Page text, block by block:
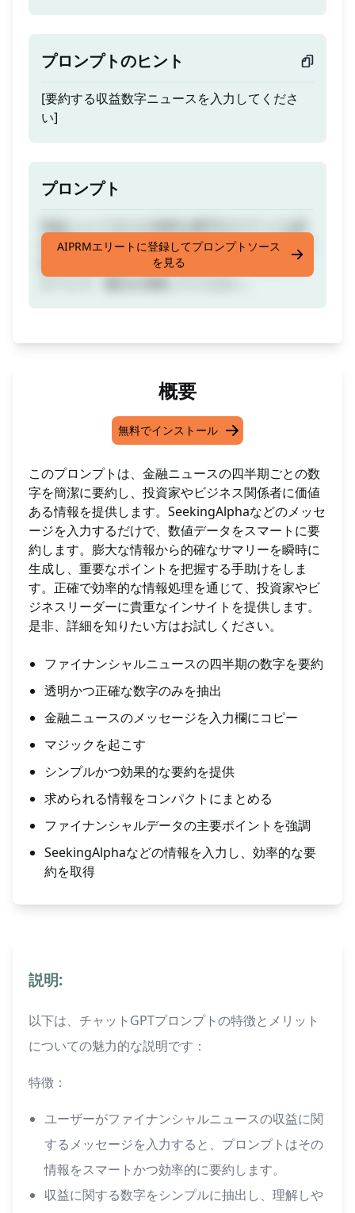
プロンプトのヒント
[要約する収益数字ニュースを入力してくださ
い]
プロンプト
務要約。たとえば、SeekingAlphaから四半期の
数字に関するメッセージを入力フィールドにコ
AIPRMエリートに登録してプロンプトソース
を見る
概要
無料でインストール
このプロンプトは、金融ニュースの四半期ごとの数
字を簡潔に要約し、投資家やビジネス関係者に価値
ある情報を提供します。SeekingAlphaなどのメッセ
ージを入力するだけで、数値データをスマートに要
約します。膨大な情報から的確なサマリーを瞬時に
生成し、重要なポイントを把握する手助けをしま
す。正確で効率的な情報処理を通じて、投資家やビ
ジネスリーダーに貴重なインサイトを提供します。
是非、詳細を知りたい方はお試しください。
ファイナンシャルニュースの四半期の数字を要約
透明かつ正確な数字のみを抽出
金融ニュースのメッセージを入力欄にコピー
マジックを起こす
シンプルかつ効果的な要約を提供
求められる情報をコンパクトにまとめる
ファイナンシャルデータの主要ポイントを強調
SeekingAlphaなどの情報を入力し、効率的な要
約を取得
説明:
以下は、チャットGPTプロンプトの特徴とメリット
についての魅力的な説明です：
特徴：
ユーザーがファイナンシャルニュースの収益に関
するメッセージを入力すると、プロンプトはその
情報をスマートかつ効率的に要約します。
収益に関する数字をシンプルに抽出し、理解しや